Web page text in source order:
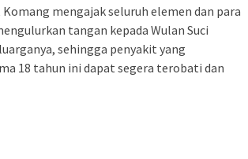
mengajak seluruh elemen dan para
tangan kepada Wulan Suci
sehingga penyakit yang
18 tahun ini dapat segera terobati dan